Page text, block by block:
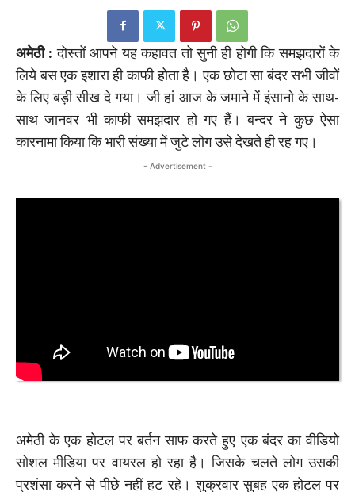
अमेठी : दोस्तों आपने यह कहावत तो सुनी ही होगी कि समझदारों के
लिये बस एक इशारा ही काफी होता है। एक छोटा सा बंदर सभी जीवों
के लिए बड़ी सीख दे गया। जी हां आज के जमाने में इंसानो के साथ-
साथ जानवर भी काफी समझदार हो गए हैं। बन्दर ने कुछ ऐसा
कारनामा किया कि भारी संख्या में जुटे लोग उसे देखते ही रह गए।
- Advertisement -
अमेठी के एक होटल पर बर्तन साफ करते हुए एक बंदर का वीडियो
सोशल मीडिया पर वायरल हो रहा है। जिसके चलते लोग उसकी
प्रशंसा करने से पीछे नहीं हट रहे। शुक्रवार सुबह एक होटल पर